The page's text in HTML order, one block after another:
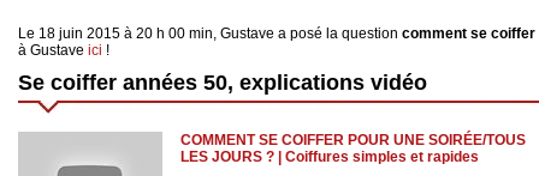
Le 18 juin 2015 à 20 h 00 min, Gustave a posé la question comment se coiffer
à Gustave ici !
Se coiffer années 50, explications vidéo
COMMENT SE COIFFER POUR UNE SOIRÉE/TOUS
LES JOURS ? | Coiffures simples et rapides